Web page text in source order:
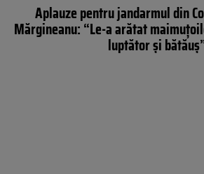
Aplauze pentru jandarmul din
Mărgineanu: “Le-a arătat
luptător și